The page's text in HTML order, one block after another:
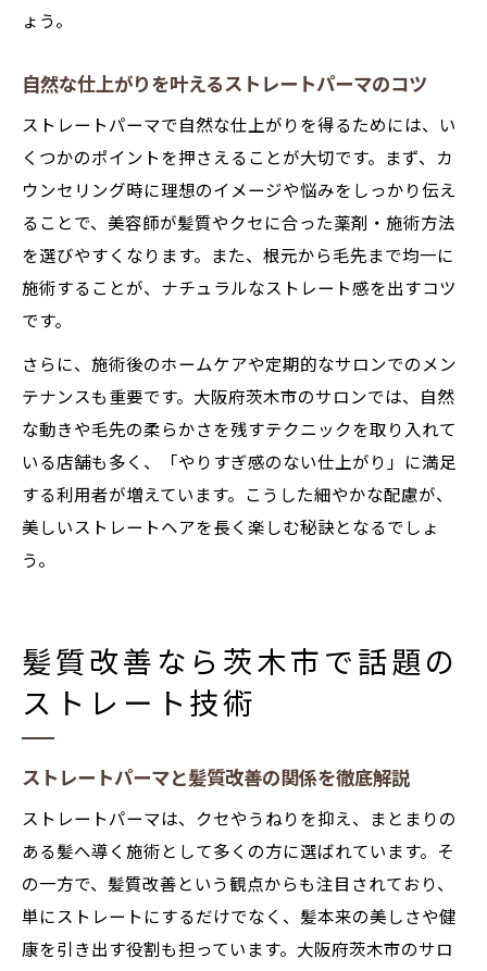
ょう。
自然な仕上がりを叶えるストレートパーマのコツ
ストレートパーマで自然な仕上がりを得るためには、い
くつかのポイントを押さえることが大切です。まず、カ
ウンセリング時に理想のイメージや悩みをしっかり伝え
ることで、美容師が髪質やクセに合った薬剤・施術方法
を選びやすくなります。また、根元から毛先まで均一に
施術することが、ナチュラルなストレート感を出すコツ
です。
さらに、施術後のホームケアや定期的なサロンでのメン
テナンスも重要です。大阪府茨木市のサロンでは、自然
な動きや毛先の柔らかさを残すテクニックを取り入れて
いる店舗も多く、「やりすぎ感のない仕上がり」に満足
する利用者が増えています。こうした細やかな配慮が、
美しいストレートヘアを長く楽しむ秘訣となるでしょ
う。
髪質改善なら茨木市で話題の
ストレート技術
ストレートパーマと髪質改善の関係を徹底解説
ストレートパーマは、クセやうねりを抑え、まとまりの
ある髪へ導く施術として多くの方に選ばれています。そ
の一方で、髪質改善という観点からも注目されており、
単にストレートにするだけでなく、髪本来の美しさや健
康を引き出す役割も担っています。大阪府茨木市のサロ